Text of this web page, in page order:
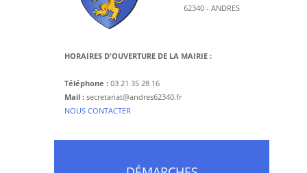
62340 - ANDRES
HORAIRES D'OUVERTURE DE LA MAIRIE :
Téléphone : 03 21 35 28 16
Mail : secretariat@andres62340.fr
​NOUS CONTACTER